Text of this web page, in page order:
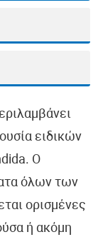
ειδικών
Ο
όλων των
ορισμένες
ή ακόμη